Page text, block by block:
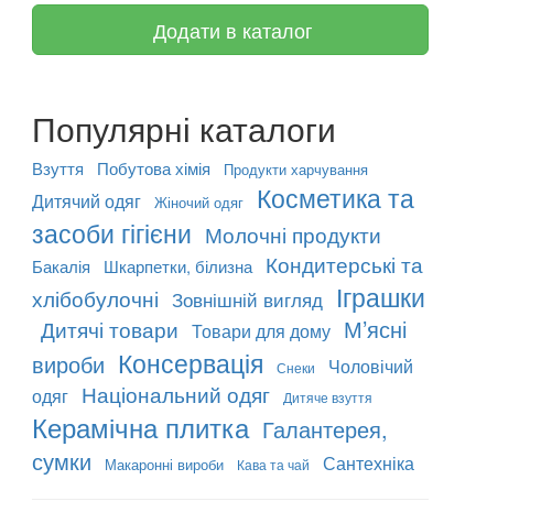
Додати в каталог
Популярні каталоги
Взуття Побутова хімія Продукти харчування
Дитячий одяг Жіночий одяг
Косметика та
засоби гігієни Молочні продукти
Бакалія Шкарпетки, білизна
Кондитерські та
хлібобулочні Зовнішній вигляд Іграшки
Дитячі товари Товари для дому М’ясні
вироби Консервація Снеки
Чоловічий
одяг Національний одяг Дитяче взуття
Керамічна плитка Галантерея,
сумки
Макаронні вироби Кава та чай Сантехніка